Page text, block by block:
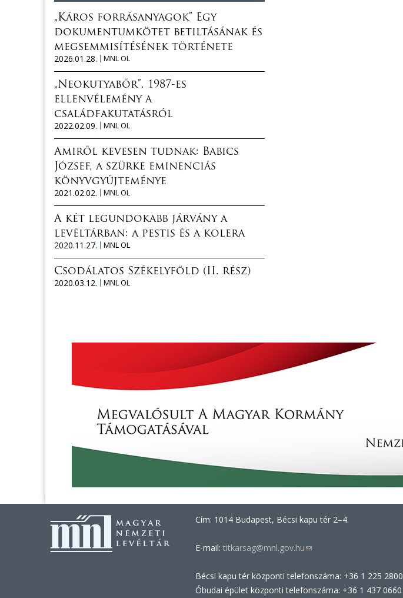
„Káros forrásanyagok” Egy
dokumentumkötet betiltásának és
megsemmisítésének története
2026.01.28.
MNL OL
„Neokutyabőr”. 1987-es
ellenvélemény a
családfakutatásról
2022.02.09.
MNL OL
Amiről kevesen tudnak: Babics
József, a szürke eminenciás
könyvgyűjteménye
2021.02.02.
MNL OL
A két legundokabb járvány a
levéltárban: a pestis és a kolera
2020.11.27.
MNL OL
Csodálatos Székelyföld (II. rész)
2020.03.12.
MNL OL
Cím: 1014 Budapest, Bécsi kapu tér 2–4.
E-mail: titkarsag@mnl.gov.hu(link
e-
mail)
Bécsi kapu tér központi telefonszáma: +36 1 225 2800
Óbudai épület központi telefonszáma: +36 1 437 0660